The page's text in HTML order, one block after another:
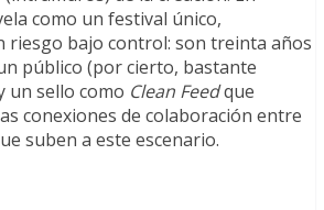
como un festival único,
riesgo bajo control: son treinta años
público (por cierto, bastante
un sello como Clean Feedque
conexiones de colaboración entre
suben a este escenario.